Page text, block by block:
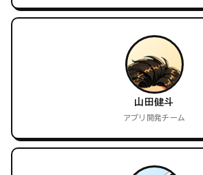
山田健斗
アプリ開発チーム